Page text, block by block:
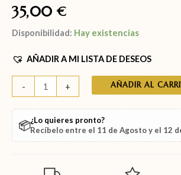
35,00 €
Disponibilidad: Hay existencias
AÑADIR A MI LISTA DE DESEOS
- + AÑADIR AL
📦¿Lo quieres pronto?
Recíbelo entre el 11 de Agostoy el 12